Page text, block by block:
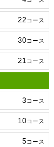
22コース
30コース
21 コース
3コース
10コース
5コース